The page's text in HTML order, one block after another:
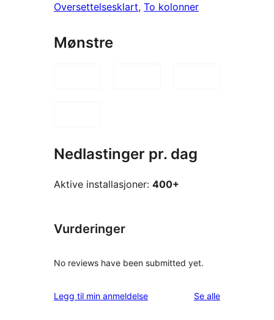
Oversettelsesklart, To kolonner
Mønstre
Nedlastinger pr. dag
Aktive installasjoner: 400+
Vurderinger
No reviews have been submitted yet.
Legg til min anmeldelse Se alleomtalene